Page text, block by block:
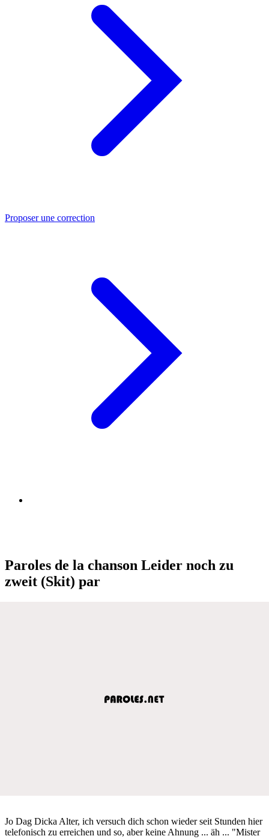
Proposer une correction
Paroles de la chanson Leider noch zu
zweit (Skit) par
Jo Dag Dicka Alter, ich versuch dich schon wieder seit Stunden hier
telefonisch zu erreichen und so, aber keine Ahnung ... äh ... "Mister